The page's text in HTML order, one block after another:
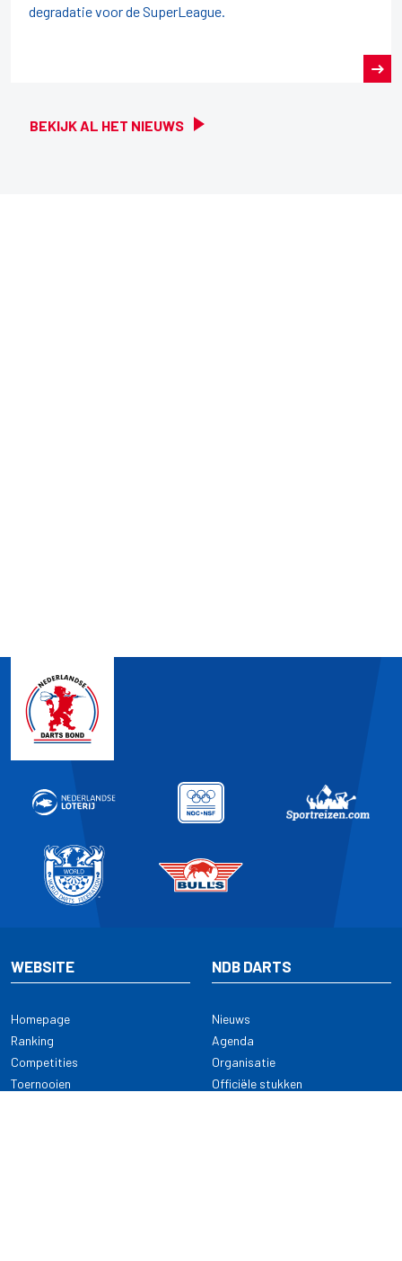
BEKIJK AL HET NIEUWS
degradatie voor de SuperLeague.
WEBSITE
Homepage
Ranking
Competities
Toernooien
NDB DARTS
Nieuws
Agenda
Organisatie
Officiële stukken